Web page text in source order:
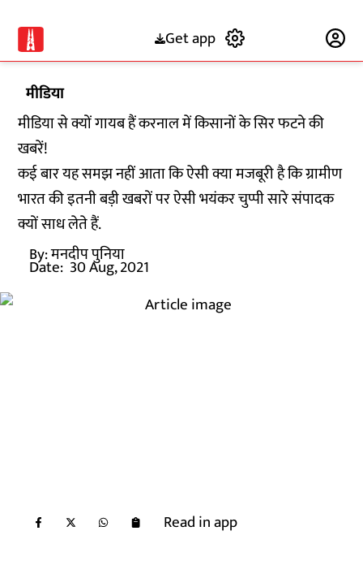
Get app
मीडिया
मीडिया से क्यों गायब हैं करनाल में किसानों के सिर फटने की
खबरें!
कई बार यह समझ नहीं आता कि ऐसी क्या मजबूरी है कि ग्रामीण
भारत की इतनी बड़ी खबरों पर ऐसी भयंकर चुप्पी सारे संपादक
क्यों साध लेते हैं.
By:मनदीप पुनिया
Date: 30 Aug, 2021
Read in app